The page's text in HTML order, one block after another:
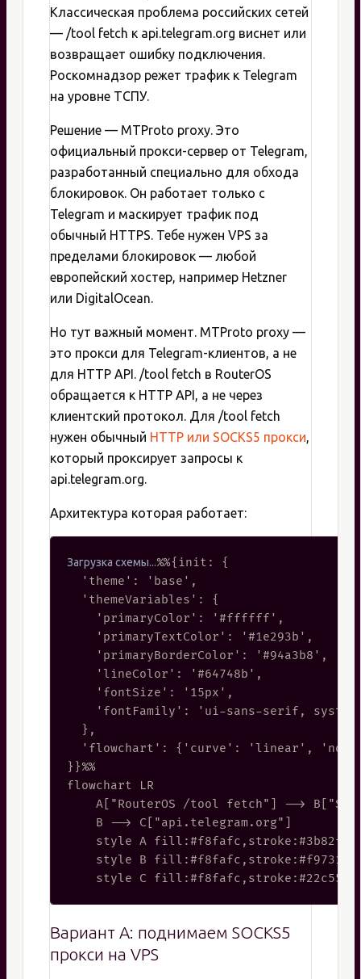
Классическая проблема российских сетей
— /tool fetch к api.telegram.org виснет или
возвращает ошибку подключения.
Роскомнадзор режет трафик к Telegram
на уровне ТСПУ.
Решение — MTProto proxy. Это
официальный прокси-сервер от Telegram,
разработанный специально для обхода
блокировок. Он работает только с
Telegram и маскирует трафик под
обычный HTTPS. Тебе нужен VPS за
пределами блокировок — любой
европейский хостер, например Hetzner
или DigitalOcean.
Но тут важный момент. MTProto proxy —
это прокси для Telegram-клиентов, а не
для HTTP API. /tool fetch в RouterOS
обращается к HTTP API, а не через
клиентский протокол. Для /tool fetch
нужен обычный HTTP или SOCKS5 прокси,
который проксирует запросы к
api.telegram.org.
Архитектура которая работает:
%%{init: {
  'theme': 'base',
  'themeVariables': {
    'primaryColor': '#ffffff',
    'primaryTextColor': '#1e293b',
    'primaryBorderColor': '#94a3b8',
    'lineColor': '#64748b',
    'fontSize': '15px',
'fontFamily': 'ui-sans-serif,
  },
'flowchart': {'curve': 'linear',
}}%%
flowchart LR
A["RouterOS /tool fetch"] -->
    B --> C["api.telegram.org"]
style A
style B
Вариант А: поднимаем SOCKS5
прокси на VPS